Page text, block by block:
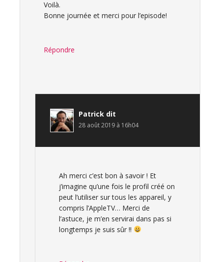
Voilà.
Bonne journée et merci pour l’episode!
Répondre
Patrick dit
28 août 2019 à 16h04
Ah merci c’est bon à savoir ! Et
j’imagine qu’une fois le profil créé on
peut l’utiliser sur tous les appareil, y
compris l’AppleTV… Merci de
l’astuce, je m’en servirai dans pas si
longtemps je suis sûr !!